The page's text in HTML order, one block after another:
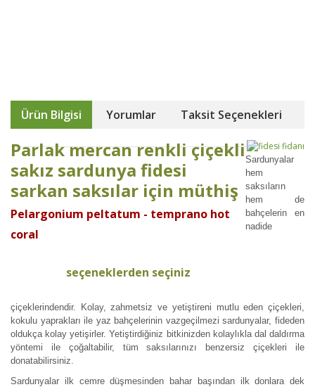
Ürün Bilgisi Yorumlar Taksit Seçenekleri
Parlak mercan renkli çiçekli
sakız sardunya fidesi
sarkan saksılar için müthiş
Pelargonium peltatum - temprano hot
coral
seçeneklerden seçiniz
Sardunyalar
hem
saksıların
hem de
bahçelerin en
nadide
çiçeklerindendir. Kolay, zahmetsiz ve yetiştireni mutlu eden çiçekleri,
kokulu yaprakları ile yaz bahçelerinin vazgeçilmezi sardunyalar, fideden
oldukça kolay yetişirler. Yetiştirdiğiniz bitkinizden kolaylıkla dal daldırma
yöntemi ile çoğaltabilir, tüm saksılarınızı benzersiz çiçekleri ile
donatabilirsiniz.
Sardunyalar ilk cemre düşmesinden bahar başından ilk donlara dek